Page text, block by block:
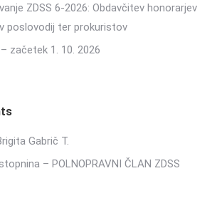
ZDSS 6-2026: Obdavčitev honorarjev
poslovodij ter prokuristov
začetek 1. 10. 2026
Gabrič T.
– POLNOPRAVNI ČLAN ZDSS